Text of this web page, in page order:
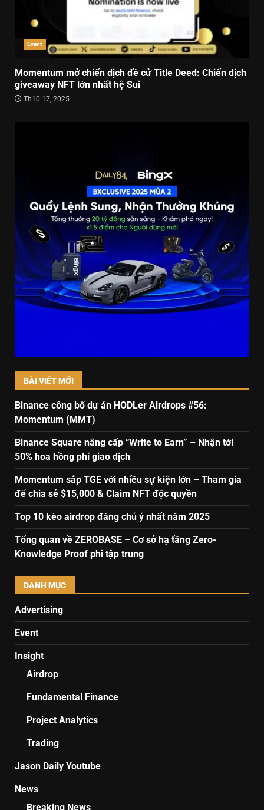
Event
Momentum mở chiến dịch đề cử Title Deed: Chiến dịch
giveaway NFT lớn nhất hệ Sui
Th10 17, 2025
BÀI VIẾT MỚI
Binance công bố dự án HODLer Airdrops #56:
Momentum (MMT)
Binance Square nâng cấp “Write to Earn” – Nhận tới
50% hoa hồng phí giao dịch
Momentum sắp TGE với nhiều sự kiện lớn – Tham gia
để chia sẻ $15,000 & Claim NFT độc quyền
Top 10 kèo airdrop đáng chú ý nhất năm 2025
Tổng quan về ZEROBASE – Cơ sở hạ tầng Zero-
Knowledge Proof phi tập trung
DANH MỤC
Advertising
Event
Insight
Airdrop
Fundamental Finance
Project Analytics
Trading
Jason Daily Youtube
News
Breaking News